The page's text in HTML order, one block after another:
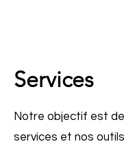
Services
Notre objectif est
services et nos